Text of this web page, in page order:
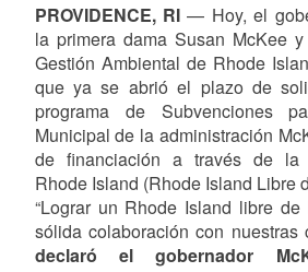
PROVIDENCE, RI — Hoy, el
la primera dama Susan McKee
Gestión Ambiental de Rhode
que ya se abrió el plazo de
programa de Subvenciones
Municipal de la administración
de financiación a través de la
Rhode Island (Rhode Island Libre
“Lograr un Rhode Island libre
sólida colaboración con nuestras
declaró el gobernador